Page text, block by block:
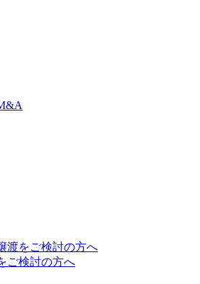
渡をご検討の方へ
ご検討の方へ